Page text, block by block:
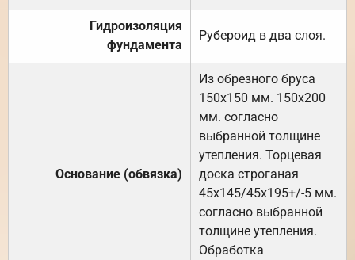
Гидроизоляция
фундамента
Рубероид в два слоя.
Основание (обвязка)
Из обрезного бруса
150х150 мм. 150х200
мм. согласно
выбранной толщине
утепления. Торцевая
доска строганая
45х145/45х195+/-5 мм.
согласно выбранной
толщине утепления.
Обработка